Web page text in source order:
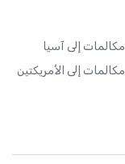
مكالمات إلى آسيا
مكالمات إلى الأمريكتين